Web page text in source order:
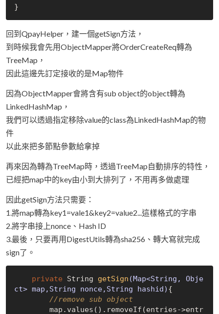
回到QpayHelper，建一個getSign方法，
到時候我會先用ObjectMapper將OrderCreateReq轉為
TreeMap，
因此這邊先訂定接收的是Map物件
因為ObjectMapper會將含有sub object的object轉為
LinkedHashMap，
我們可以透過指定移除value的class為LinkedHashMap的物
件
以此來把多節點參數給拿掉
再來因為轉為TreeMap時，透過TreeMap自動排序的特性，
已經把map中的key由小到大排列了，不用再多做處理
因此getSign方法只需要：
1.將map轉為key1=vale1&key2=value2...這樣格式的字串
2.將字串接上nonce、Hash ID
3.最後，只要再用DigestUtils轉為sha256、轉大寫就完成
sign了。
private String getSign (Map<String, Obje
ct> map,String nonce,String hashid) {
//remove sub object